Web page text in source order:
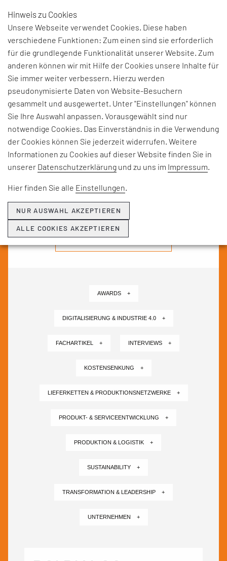
THEMEN & NEWS
Beiträge und Interviews zu aktuellen Fach-, Technologie-
und Branchenherausforderungen, Informationen zu
unseren Beratungsangeboten, Seminaren und Events
sowie Unternehmensthemen:
Hier erfahren Sie, was EFESO bewegt.
AWARDS +
DIGITALISIERUNG & INDUSTRIE 4.0 +
FACHARTIKEL + INTERVIEWS +
KOSTENSENKUNG +
LIEFERKETTEN & PRODUKTIONSNETZWERKE +
PRODUKT- & SERVICEENTWICKLUNG +
PRODUKTION & LOGISTIK +
SUSTAINABILITY +
TRANSFORMATION & LEADERSHIP +
UNTERNEHMEN +
Hinweis zu Cookies
Unsere Webseite verwendet Cookies. Diese haben
verschiedene Funktionen: Zum einen sind sie erforderlich
für die grundlegende Funktionalität unserer Website. Zum
anderen können wir mit Hilfe der Cookies unsere Inhalte für
Sie immer weiter verbessern. Hierzu werden
pseudonymisierte Daten von Website-Besuchern
gesammelt und ausgewertet. Unter "Einstellungen" können
Sie Ihre Auswahl anpassen. Vorausgewählt sind nur
notwendige Cookies. Das Einverständnis in die Verwendung
der Cookies können Sie jederzeit widerrufen. Weitere
Informationen zu Cookies auf dieser Website finden Sie in
unserer Datenschutzerklärung und zu uns im Impressum.
Hier finden Sie alle Einstellungen.
NUR AUSWAHL AKZEPTIEREN
ALLE COOKIES AKZEPTIEREN